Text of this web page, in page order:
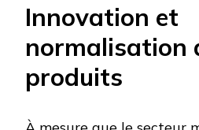
Innovation et
normalisation
produits